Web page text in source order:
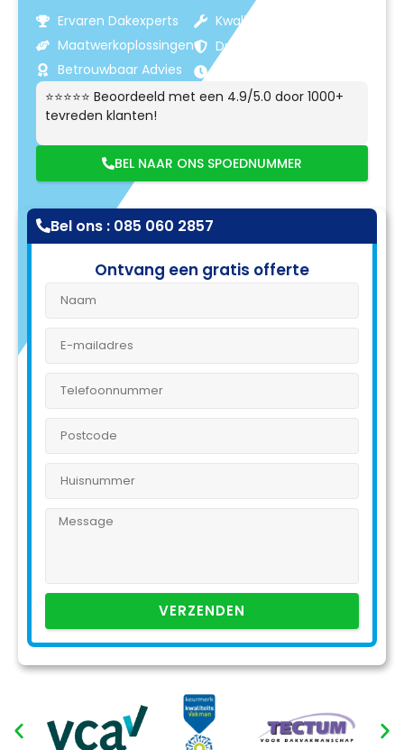
Ervaren Dakexperts
Maatwerkoplossingen
Betrouwbaar Advies
Kwaliteitsmaterialen
Duurzame Resultaten
⭐⭐⭐⭐⭐ Beoordeeld met een 4.9/5.0 door 1000+
tevreden klanten!
BEL NAAR ONS SPOEDNUMMER
Bel ons : 085 060 2857
Ontvang een gratis offerte
VERZENDEN